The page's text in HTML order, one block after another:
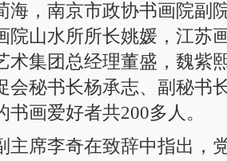
海，南京市政协书画院副
院山水所所长姚媛，江苏
术集团总经理董盛，魏紫
会秘书长杨承志、副秘书
书画爱好者共200多人。
席李奇在致辞中指出，